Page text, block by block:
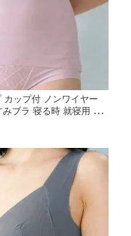
カップ付 ノンワイヤー
ブラ 寝る時 就寝用 リ
ース シームレス マイミ